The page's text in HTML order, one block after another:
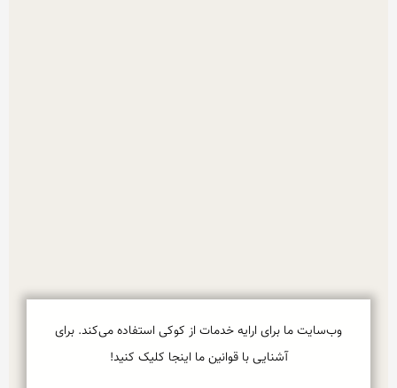
وب‌سایت ما برای ارایه خدمات از کوکی استفاده می‌کند. برای
آشنایی با قوانین ما اینجا کلیک کنید!